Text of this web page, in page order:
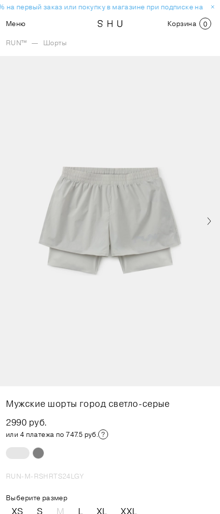
на первый заказ или покупку в магазине при подписке на
Меню
Корзина 0
RUN™ — Шорты
Мужские шорты город светло-серые
2990 руб.
или 4 платежа по 747.5 руб.
RUN-M-RSHRTS24LGY
Выберите размер
XS S M L XL XXL